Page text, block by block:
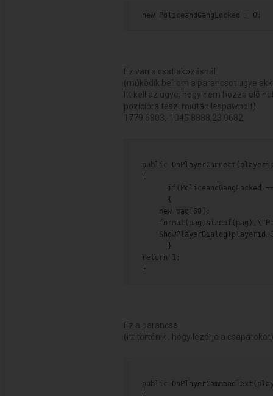
new PoliceandGangLocked = 0;
Ez van a csatlakozásnál:
(mûködik beírom a parancsot ugye
Itt kell az ugye, hogy nem hozza elõ
pozícióra teszi miután lespawnolt)
1779.6803,-1045.8888,23.9682
public
{
if(PoliceandGangLocked
{
new pag[50];
}
return 1;
}
Ez a parancsa:
(itt történik , hogy lezárja a csapatokat)
public